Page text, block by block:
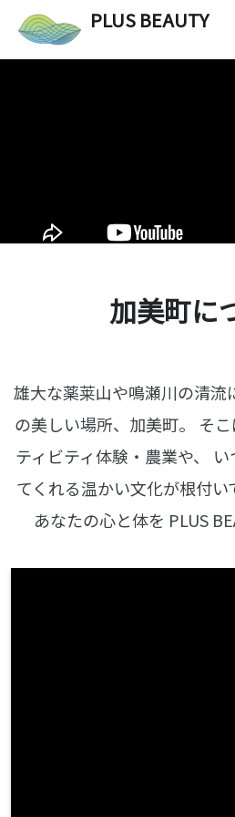
PLUS BEAUTY
加美町に
雄大な薬莱山や鳴瀬川の清流
の美しい場所、加美町。
そ
ティビティ体験・農業や、
てくれる温かい文化が根付い
あなたの心と体を PLUS